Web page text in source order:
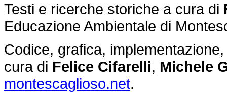
Testi e ricerche storiche a cura di
Educazione Ambientale di
Codice, grafica,
cura di Felice Cifarelli, Michele
montescaglioso.net.